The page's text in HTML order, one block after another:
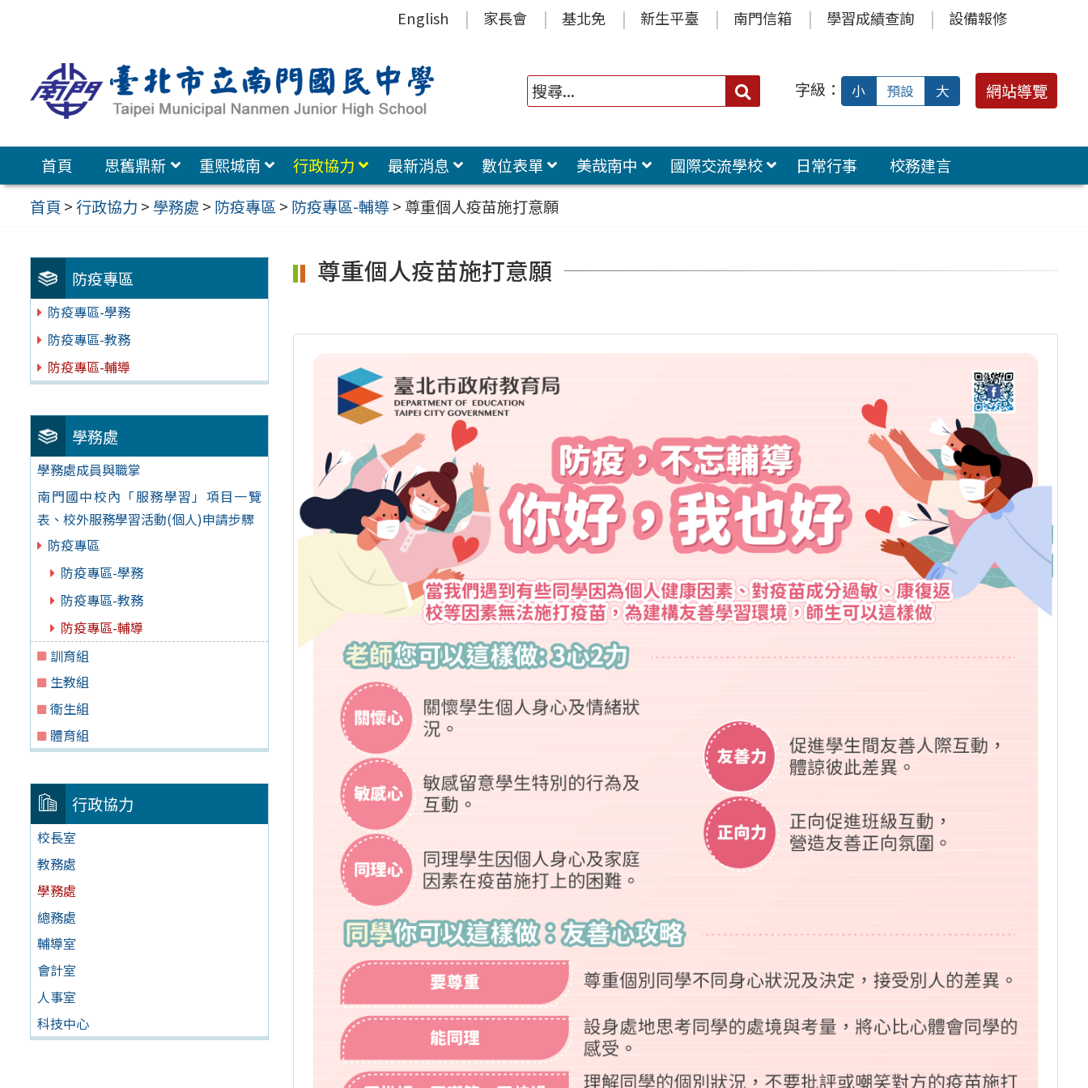
容
區
English 家長會 基北免 新生平臺 南門信箱 學習成績查詢 設備報修
搜
字級： 小 預設 大 網站導覽
首頁 思舊鼎新 重熙城南 行政協力 最新消息 數位表單 美哉南中 國際交流學校 日常行事
校務建言
首頁 >行政協力 > 學務處 > 防疫專區> 防疫專區-輔導>尊重個人疫苗施打意願
防疫專區
防疫專區-學務
防疫專區-教務
防疫專區-輔導
學務處
學務處成員與職掌
南門國中校內「服務學習」項目一覽
表、校外服務學習活動(個人)申請步驟
防疫專區
防疫專區-學務
防疫專區-教務
防疫專區-輔導
訓育組
生教組
衛生組
體育組
行政協力
校長室
教務處
學務處
總務處
輔導室
會計室
人事室
科技中心
尊重個人疫苗施打意願